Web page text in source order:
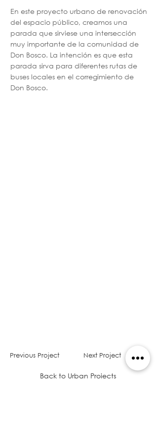
En este proyecto urbano de renovación
del espacio público, creamos una
parada que sirviese una intersección
muy importante de la comunidad de
Don Bosco. La intención es que esta
parada sirva para diferentes rutas de
buses locales en el corregimiento de
Don Bosco.
Previous Project Next Project
Back to Urban Projects